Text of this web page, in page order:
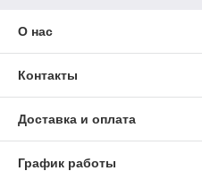
О нас
Контакты
Доставка и оплата
График работы